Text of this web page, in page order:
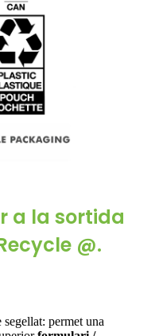
a la sortida
@.
permet una